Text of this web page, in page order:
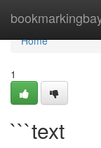
Home
Home
1
```text